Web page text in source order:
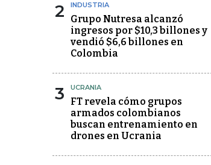
2 INDUSTRIA
Grupo Nutresa alcanzó
ingresos por $10,3 billones y
vendió $6,6 billones en
Colombia
3 UCRANIA
FT revela cómo grupos
armados colombianos
buscan entrenamiento en
drones en Ucrania